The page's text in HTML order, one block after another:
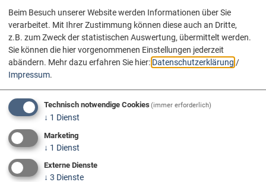
Beim Besuch unserer Website werden Informationen über Sie
verarbeitet. Mit Ihrer Zustimmung können diese auch an Dritte,
z.B. zum Zweck der statistischen Auswertung, übermittelt werden.
Sie können die hier vorgenommenen Einstellungen jederzeit
abändern. Mehr dazu erfahren Sie hier: Datenschutzerklärung /
Impressum.
Technisch notwendige Cookies(immer erforderlich)
↓ 1 Dienst
Marketing
↓ 1 Dienst
Externe Dienste
↓ 3 Dienste